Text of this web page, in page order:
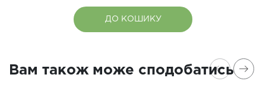
ДО КОШИКУ
Вам також може сподобатись